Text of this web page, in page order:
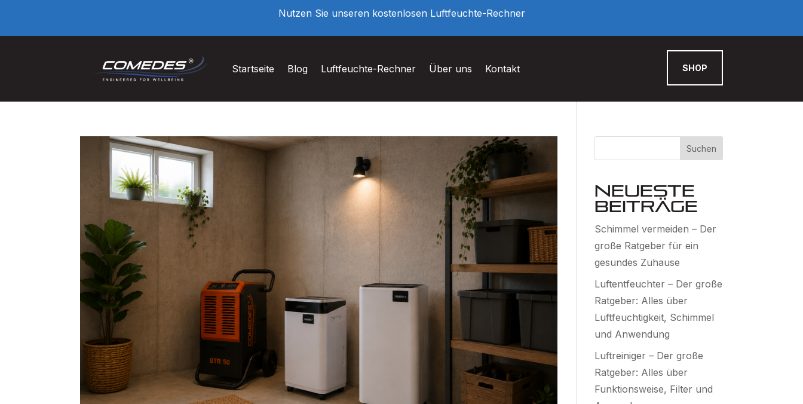
Nutzen Sie unseren kostenlosen Luftfeuchte-Rechner
Startseite Blog Luftfeuchte-Rechner Über uns Kontakt SHOP
Suchen
Neueste
Beiträge
Schimmel vermeiden – Der
große Ratgeber für ein
gesundes Zuhause
Luftentfeuchter – Der große
Ratgeber: Alles über
Luftfeuchtigkeit, Schimmel
und Anwendung
Luftreiniger – Der große
Ratgeber: Alles über
Funktionsweise, Filter und